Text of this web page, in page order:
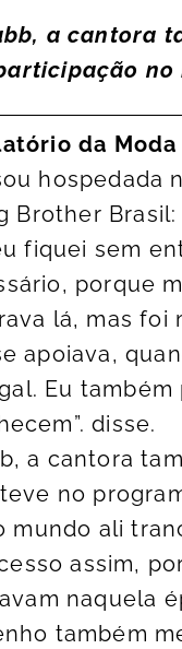
a cantora
no
da Moda
hospedada
Brother
fiquei sem
porque
lá, mas
apoiava,
Eu
disse.
a cantora
no
ali
assim,
naquela
também